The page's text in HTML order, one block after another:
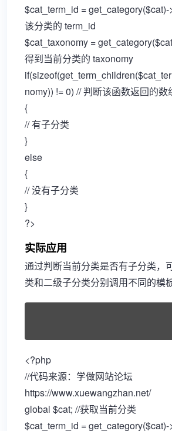
$cat_term_id = get_category($cat)-
该分类的 term_id
$cat_taxonomy =
得到当前分类的 taxonomy
nomy)) != 0) // 判断该函数返回的数
{
// 有子分类
}
else
{
// 没有子分类
}
?>
实际应用
通过判断当前分类是否有子分类，
类和二级子分类分别调用不同的模板
<?php
//代码来源：学做网站论坛
https://www.xuewangzhan.net/
global $cat; //获取当前分类
$cat_term_id = get_category($cat)-